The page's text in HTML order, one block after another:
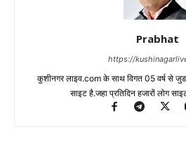
Prabhat
https://
कुशीनगर लाइव.com के साथ विगत 05 वर्ष से
साइट है.जहा प्रतिदिन हजारों लोग